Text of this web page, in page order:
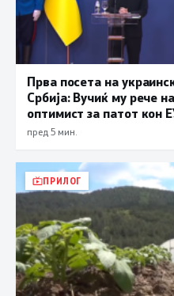
Прва посета на
Србија: Вучиќ му рече
оптимист за патот кон
пред 5 мин.
ПРИЛОГ